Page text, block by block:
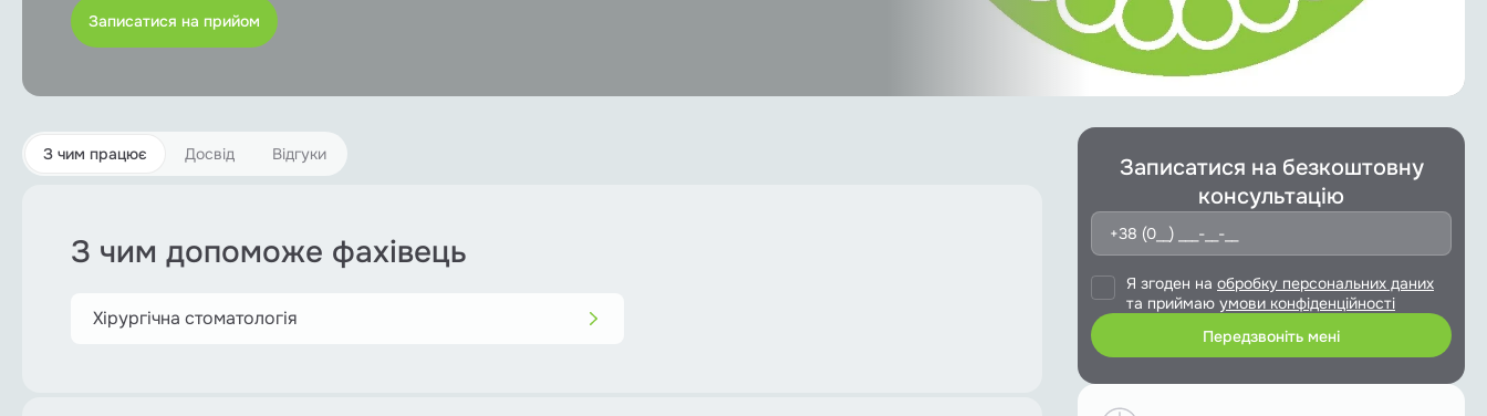
Протезування зубів
Всі послуги
Записатися на прийом
З чим працює Досвід Відгуки
З чим допоможе фахівець
Хірургічна стоматологія
Записатися на безкоштовну
консультацію
Я згоден на обробку персональних даних
та приймаю умови конфіденційності